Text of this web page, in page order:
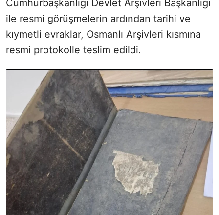
Cumhurbaşkanlığı Devlet Arşivleri Başkanlığı
ile resmi görüşmelerin ardından tarihi ve
kıymetli evraklar, Osmanlı Arşivleri kısmına
resmi protokolle teslim edildi.